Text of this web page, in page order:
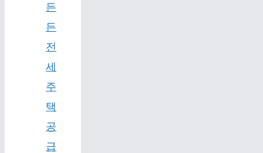
든
든
전
세
주
택
공
급